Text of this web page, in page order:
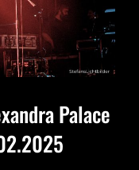
Palace